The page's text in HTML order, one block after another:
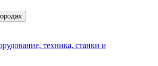
техника, станки и